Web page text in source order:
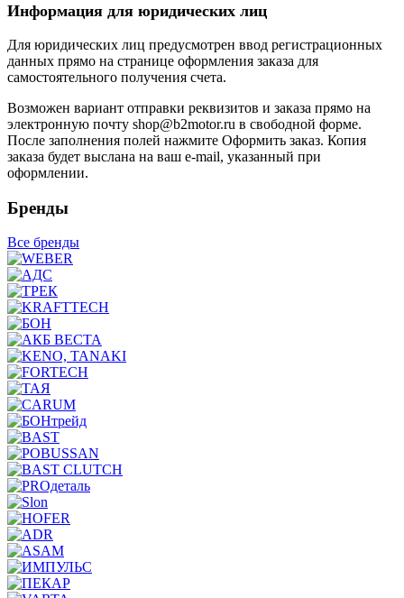
Информация для юридических лиц
Для юридических лиц предусмотрен ввод регистрационных
данных прямо на странице оформления заказа для
самостоятельного получения счета.
Возможен вариант отправки реквизитов и заказа прямо на
электронную почту shop@b2motor.ru в свободной форме.
После заполнения полей нажмите Оформить заказ. Копия
заказа будет выслана на ваш e-mail, указанный при
оформлении.
Бренды
Все бренды